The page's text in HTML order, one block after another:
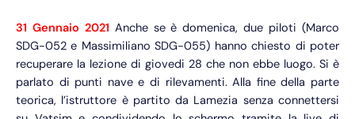
31 Gennaio 2021 Anche se è domenica, due piloti (Marco
SDG-052 e Massimiliano SDG-055) hanno chiesto di poter
recuperare la lezione di giovedi 28 che non ebbe luogo. Si è
parlato di punti nave e di rilevamenti. Alla fine della parte
teorica, l’istruttore è partito da Lamezia senza connettersi